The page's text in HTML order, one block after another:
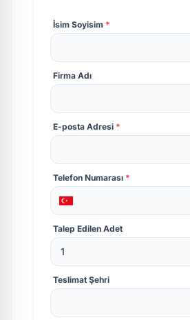
İsim Soyisim *
Firma Adı
E-posta Adresi *
Telefon Numarası *
Talep Edilen Adet
Teslimat Şehri